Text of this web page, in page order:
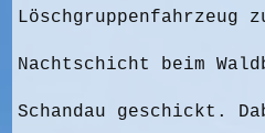
Löschgruppenfahrzeug
Nachtschicht beim
Schandau geschickt.